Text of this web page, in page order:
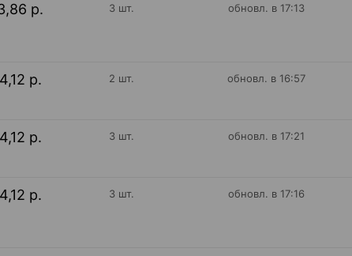
р. 3 шт. обновл. в 17:13
4,12 р. 2 шт. обновл. в 16:57
4,12 р. 3 шт. обновл. в 17:21
4,12 р. 3 шт. обновл. в 17:16